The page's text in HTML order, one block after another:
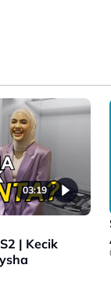
03:19
| Kecik